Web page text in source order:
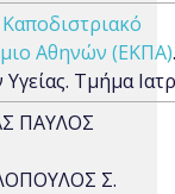
Αθηνών (ΕΚΠΑ)
Τμήμα
ΠΑΥΛΟΣ
Σ.